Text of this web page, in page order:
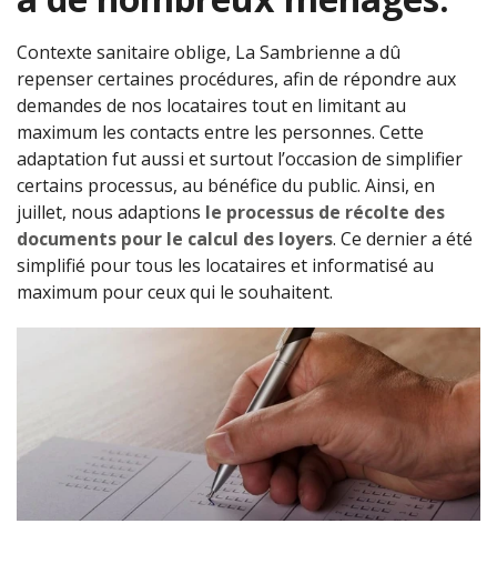
Contexte sanitaire oblige, La Sambrienne a dû
repenser certaines procédures, afin de répondre aux
demandes de nos locataires tout en limitant au
maximum les contacts entre les personnes. Cette
adaptation fut aussi et surtout l’occasion de simplifier
certains processus, au bénéfice du public. Ainsi, en
juillet, nous adaptions le processus de récolte des
documents pour le calcul des loyers. Ce dernier a été
simplifié pour tous les locataires et informatisé au
maximum pour ceux qui le souhaitent.